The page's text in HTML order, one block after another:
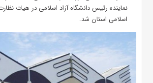
نماینده رئیس دانشگاه آزاد اسلامی در هیات
اسلامی استان شد.